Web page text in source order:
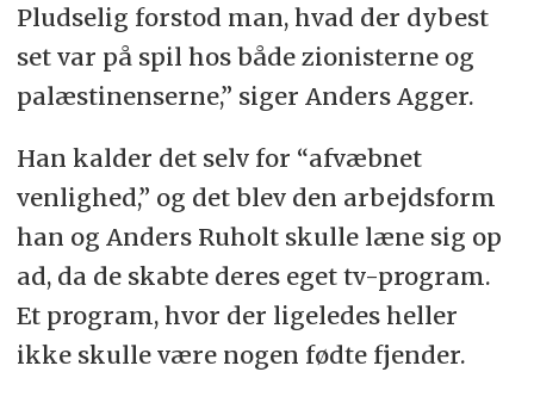
Pludselig forstod man, hvad der dybest
set var på spil hos både zionisterne og
palæstinenserne,” siger Anders Agger.
Han kalder det selv for “afvæbnet
venlighed,” og det blev den arbejdsform
han og Anders Ruholt skulle læne sig op
ad, da de skabte deres eget tv-program.
Et program, hvor der ligeledes heller
ikke skulle være nogen fødte fjender.